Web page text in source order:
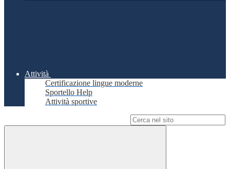
Attività
Certificazione lingue moderne
Sportello Help
Attività sportive